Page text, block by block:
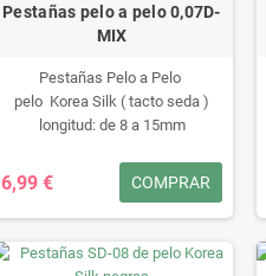
Pestañas pelo a pelo 0,07D-
MIX
Pestañas Pelo a Pelo
pelo Korea Silk ( tacto seda )
longitud: de 8 a 15mm
6,99 € COMPRAR